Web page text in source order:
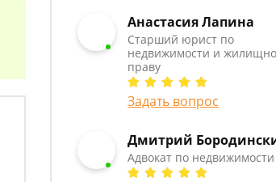
Анастасия Лапина
Старший юрист по
недвижимости и
праву
Задать вопрос
Дмитрий
Адвокат по недвижимости